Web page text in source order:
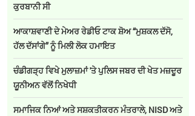
ਕੁਰਬਾਨੀ ਸੀ
ਆਕਾਸ਼ਵਾਣੀ ਦੇ ਮੇਅਰ ਰੇਡੀਓ ਟਾਕ ਸ਼ੋਅ “ਮੁਸ਼ਕਲ ਦੱਸੋ,
ਹੱਲ ਦੱਸਾਂਗੇ” ਨੂੰ ਮਿਲੀ ਲੋਕ ਹਮਾਇਤ
ਚੰਡੀਗੜ੍ਹ ਵਿਖੇ ਮੁਲਾਜ਼ਮਾਂ 'ਤੇ ਪੁਲਿਸ ਜਬਰ ਦੀ ਖੇਤ ਮਜ਼ਦੂਰ
ਯੂਨੀਅਨ ਵੱਲੋਂ ਨਿਖੇਧੀ
ਸਮਾਜਿਕ ਨਿਆਂ ਅਤੇ ਸਸ਼ਕਤੀਕਰਨ ਮੰਤਰਾਲੇ, NISD ਅਤੇ